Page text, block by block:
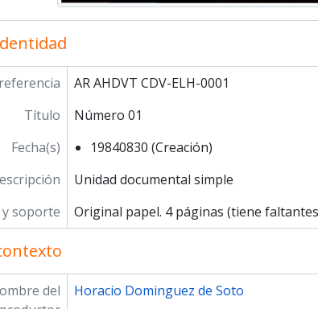
AR AHDVT CDV-ELH-0001
Título
Número 01
Fecha(s)
19840830 (Creación)
Unidad documental simple
soporte
Original papel. 4 páginas (tiene
del
Horacio Dominguez de Soto